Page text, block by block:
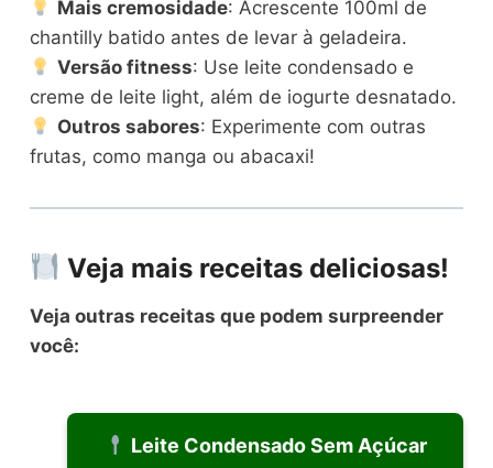
Mais cremosidade: Acrescente 100ml de
chantilly batido antes de levar à geladeira.
Versão fitness: Use leite condensado e
creme de leite light, além de iogurte desnatado.
Outros sabores: Experimente com outras
frutas, como manga ou abacaxi!
Veja mais receitas deliciosas!
Veja outras receitas que podem surpreender
você:
Leite Condensado Sem Açúcar